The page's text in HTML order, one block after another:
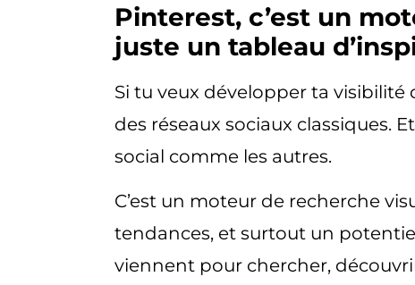
Pinterest, c’est un
juste un tableau
Si tu veux développer ta
des réseaux sociaux classiques.
social comme les autres.
C’est un moteur de recherche
tendances, et surtout un
viennent pour chercher,